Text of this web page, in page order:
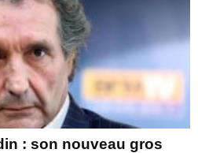
: son nouveau gros